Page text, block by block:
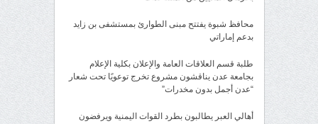
محافظ شبوة يفتتح مبنى الطوارئ بمستشفى بن زايد
بدعم إماراتي
طلبة قسم العلاقات العامة والإعلان بكلية الإعلام
بجامعة عدن يناقشون مشروع تخرج توعويًا تحت شعار
“عدن أجمل بدون مخدرات”
أهالي العبر يطالبون بطرد القوات اليمنية ويرفضون